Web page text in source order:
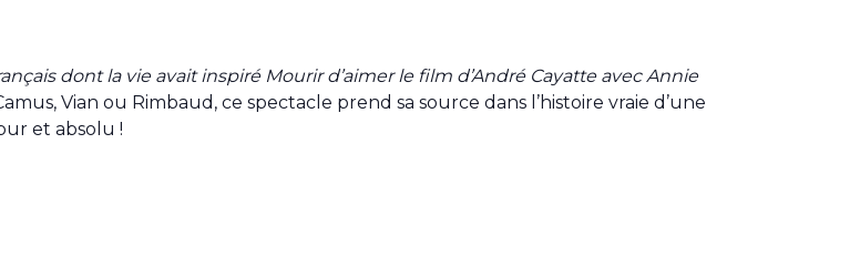
dont la vie avait inspiré Mourir d’aimer le film d’André Cayatte avec Annie
Vian ou Rimbaud, ce spectacle prend sa source dans l’histoire vraie d’une
et absolu !